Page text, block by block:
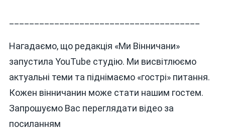
Нагадаємо, що редакція «Ми Вінничани»
запустила YouTube студію. Ми висвітлюємо
актуальні теми та піднімаємо «гострі» питання.
Кожен вінничанин може стати нашим гостем.
Запрошуємо Вас переглядати відео за
посиланням